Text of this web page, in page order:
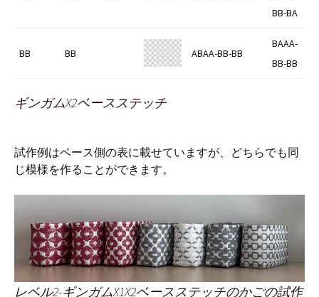
BB-BA
BB BB ABAA-BB-BB
BAAA-
BB-BB
ギンガムX2ベースステッチ
試作例はベース側の表に載せていますが、どちらでも同
じ模様を作ることができます。
レベル2-ギンガムX1X2ベースステッチのかごの試作